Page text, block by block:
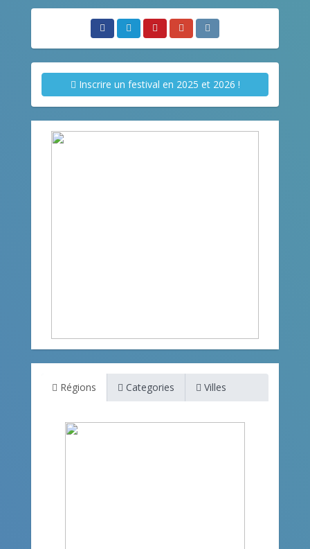
Inscrire un festival en 2025 et 2026 !
Régions Categories Villes